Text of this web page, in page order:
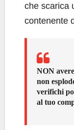
che scarica
contenente
NON
non
verifichi
al tuo